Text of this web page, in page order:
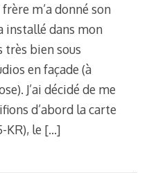
m’a donné son
installé dans mon
bien sous
en façade (à
J’ai décidé de me
d’abord la carte
KR), le […]